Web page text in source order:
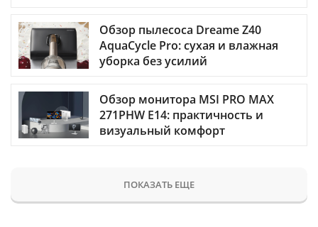
Обзор пылесоса Dreame Z40
AquaCycle Pro: сухая и влажная
уборка без усилий
Обзор монитора MSI PRO MAX
271PHW E14: практичность и
визуальный комфорт
ПОКАЗАТЬ ЕЩЕ